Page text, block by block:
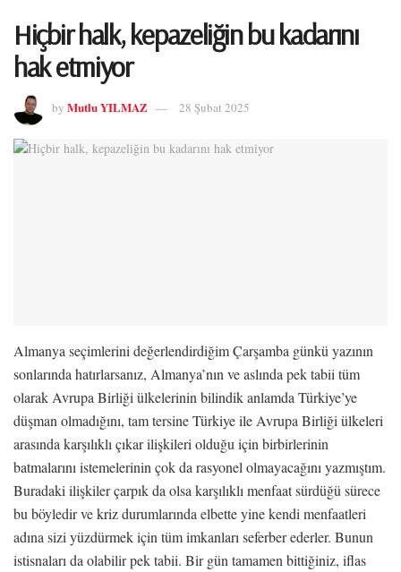
Hiçbir halk, kepazeliğin bu kadarını
hak etmiyor
by Mutlu YILMAZ 28 Şubat 2025
Almanya seçimlerini değerlendirdiğim Çarşamba günkü yazının
sonlarında hatırlarsanız, Almanya’nın ve aslında pek tabii tüm
olarak Avrupa Birliği ülkelerinin bilindik anlamda Türkiye’ye
düşman olmadığını, tam tersine Türkiye ile Avrupa Birliği ülkeleri
arasında karşılıklı çıkar ilişkileri olduğu için birbirlerinin
batmalarını istemelerinin çok da rasyonel olmayacağını yazmıştım.
Buradaki ilişkiler çarpık da olsa karşılıklı menfaat sürdüğü sürece
bu böyledir ve kriz durumlarında elbette yine kendi menfaatleri
adına sizi yüzdürmek için tüm imkanları seferber ederler. Bunun
istisnaları da olabilir pek tabii. Bir gün tamamen bittiğiniz, iflas